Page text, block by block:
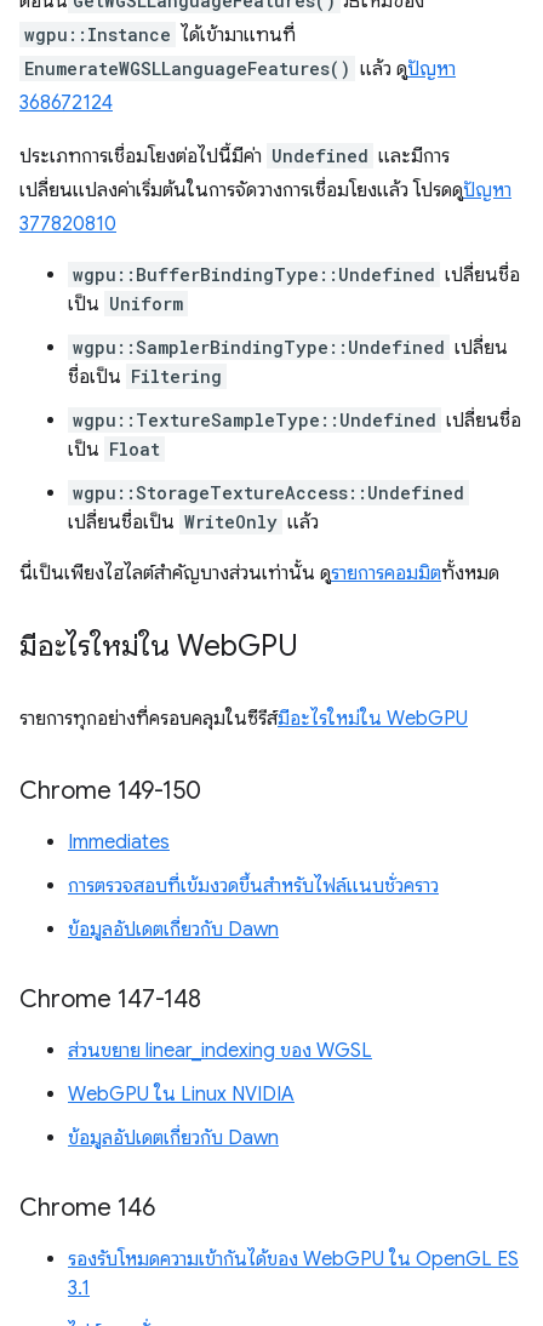
wgpu::Instance ได้เข้ามาแทนที่
EnumerateWGSLLanguageFeatures() แล้ว ดูปัญหา
368672124
ประเภทการเชื่อมโยงต่อไปนี้มีค่า Undefined และมีการ
เปลี่ยนแปลงค่าเริ่มต้นในการจัดวางการเชื่อมโยงแล้ว โปรดดูปัญหา
377820810
wgpu::BufferBindingType::Undefined เปลี่ยนชื่อ
เป็น Uniform
wgpu::SamplerBindingType::Undefined เปลี่ยน
ชื่อเป็น Filtering
wgpu::TextureSampleType::Undefined เปลี่ยนชื่อ
เป็น Float
wgpu::StorageTextureAccess::Undefined
เปลี่ยนชื่อเป็น WriteOnly แล้ว
นี่เป็นเพียงไฮไลต์สำคัญบางส่วนเท่านั้น ดูรายการคอมมิตทั้งหมด
มีอะไรใหม่ใน WebGPU
รายการทุกอย่างที่ครอบคลุมในซีรีส์มีอะไรใหม่ใน WebGPU
Chrome 149-150
Immediates
การตรวจสอบที่เข้มงวดขึ้นสำหรับไฟล์แนบชั่วคราว
ข้อมูลอัปเดตเกี่ยวกับ Dawn
Chrome 147-148
ส่วนขยาย linear_indexing ของ WGSL
WebGPU ใน Linux NVIDIA
ข้อมูลอัปเดตเกี่ยวกับ Dawn
Chrome 146
รองรับโหมดความเข้ากันได้ของ WebGPU ใน OpenGL ES
3.1